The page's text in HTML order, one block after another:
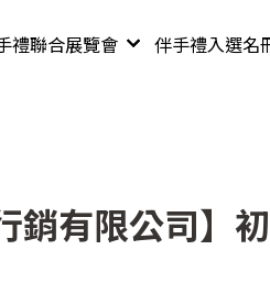
禮聯合展覽會 伴手禮入選名
100-110 年度
銷有限公司】